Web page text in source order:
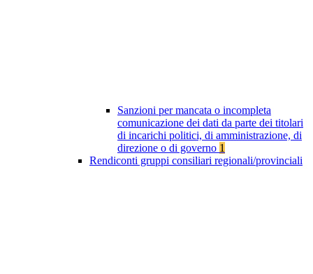
Sanzioni per mancata o incompleta
comunicazione dei dati da parte dei titolari
di incarichi politici, di amministrazione, di
direzione o di governo 1
Rendiconti gruppi consiliari regionali/provinciali